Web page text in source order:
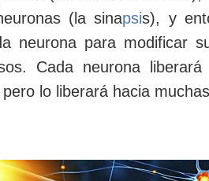
(la sinapsis), y
neurona para modificar
Cada neurona
lo liberará hacia